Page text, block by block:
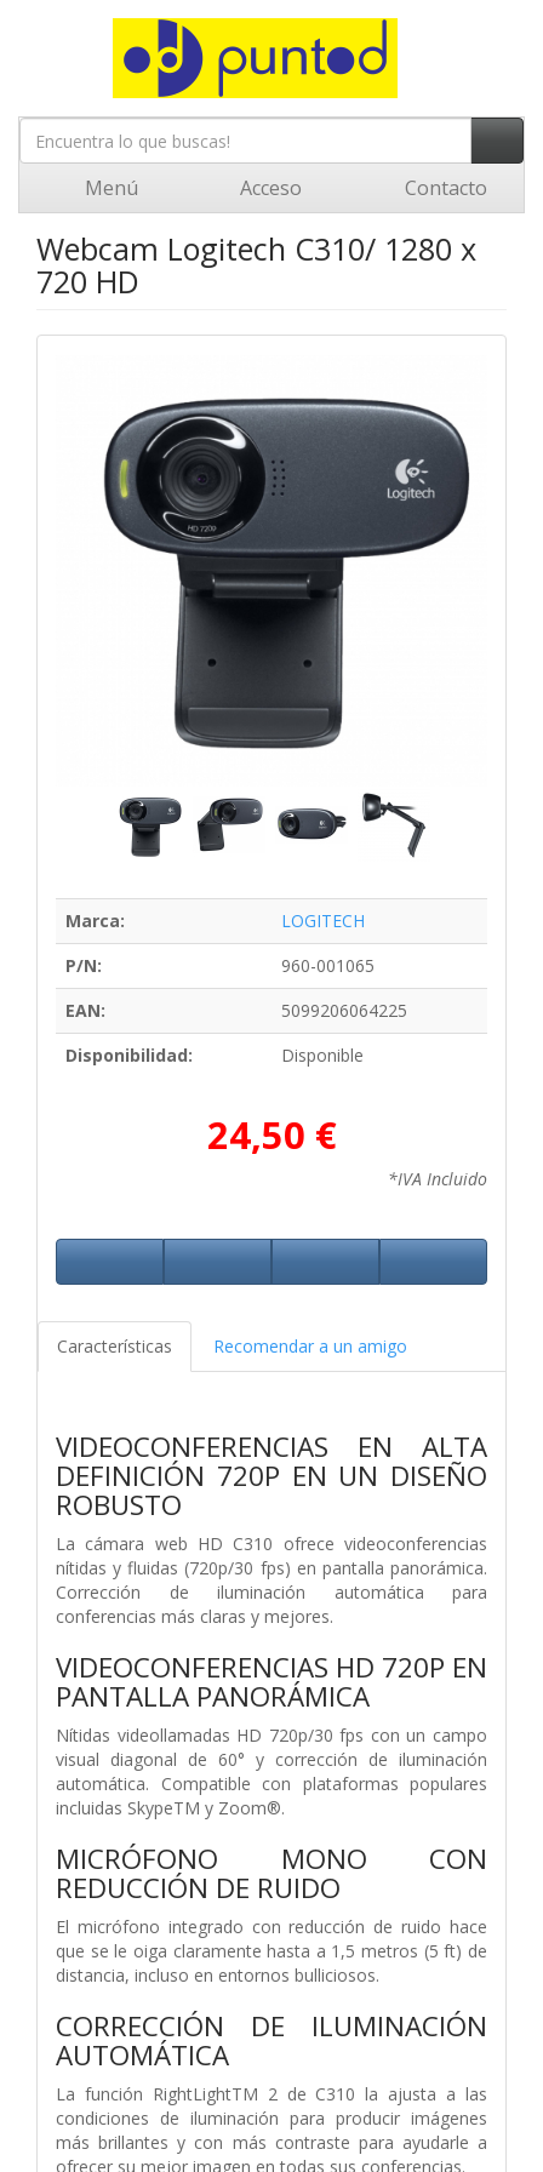
Menú Acceso Contacto
Webcam Logitech C310/ 1280 x
720 HD
Marca:
LOGITECH
P/N:
960-001065
EAN:
5099206064225
Disponibilidad:
Disponible
24,50 €
*IVA Incluido
Características Recomendar a un amigo
VIDEOCONFERENCIAS EN ALTA
DEFINICIÓN 720P EN UN DISEÑO
ROBUSTO
La cámara web HD C310 ofrece videoconferencias
nítidas y fluidas (720p/30 fps) en pantalla panorámica.
Corrección de iluminación automática para
conferencias más claras y mejores.
VIDEOCONFERENCIAS HD 720P EN
PANTALLA PANORÁMICA
Nítidas videollamadas HD 720p/30 fps con un campo
visual diagonal de 60° y corrección de iluminación
automática. Compatible con plataformas populares
incluidas SkypeTM y Zoom®.
MICRÓFONO MONO CON
REDUCCIÓN DE RUIDO
El micrófono integrado con reducción de ruido hace
que se le oiga claramente hasta a 1,5 metros (5 ft) de
distancia, incluso en entornos bulliciosos.
CORRECCIÓN DE ILUMINACIÓN
AUTOMÁTICA
La función RightLightTM 2 de C310 la ajusta a las
condiciones de iluminación para producir imágenes
más brillantes y con más contraste para ayudarle a
ofrecer su mejor imagen en todas sus conferencias.